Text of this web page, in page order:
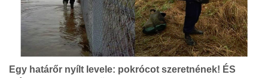
Egy határőr nyílt levele: pokrócot szeretnének! ÉS